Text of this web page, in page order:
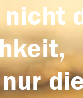
nicht